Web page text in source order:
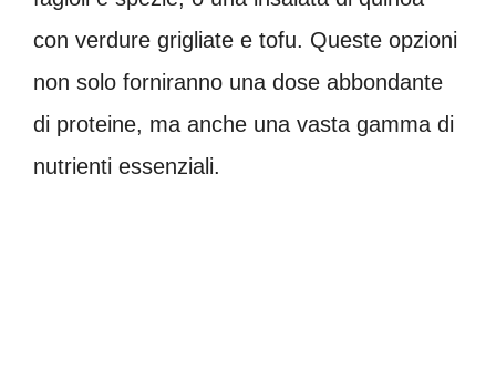
con verdure grigliate e tofu. Queste opzioni
non solo forniranno una dose abbondante
di proteine, ma anche una vasta gamma di
nutrienti essenziali.